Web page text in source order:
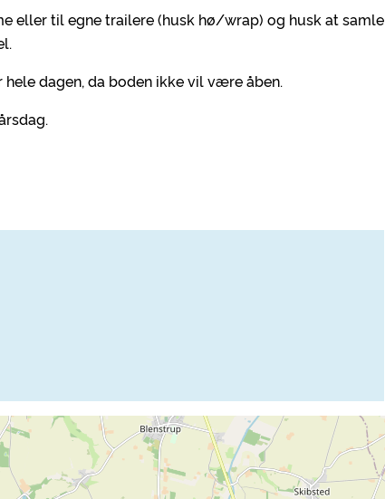
eller til egne trailere (husk hø/wrap) og husk at samle
dagen, da boden ikke vil være åben.